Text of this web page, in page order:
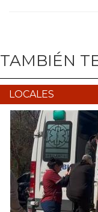
TAMBIÉN
LOCALES